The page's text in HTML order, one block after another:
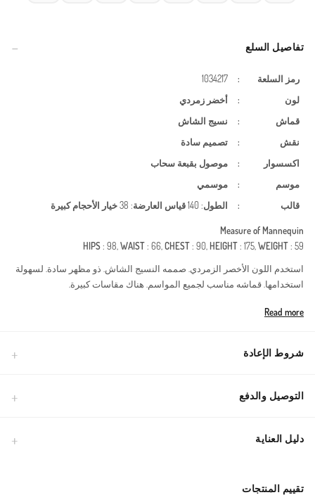
تفاصيل السلع
رمز السلعة :
1034217
لون
:
أخضر زمردي
قماش
:
نسيج الشاش
نقش
:
تصميم سادة
اكسسوار
: موصول بقبعة سحاب
موسم
:
موسمي
قالب
: الطول: 140 قياس العارضة: 38 خيار الأحجام كبيرة
Measure of Mannequin
HIPS: 98,WAIST: 66,CHEST: 90, HEIGHT: 175,WEIGHT: 59
استخدم اللون الأخصر الزمردي. صممه النسيج الشاش. ذو مظهر سادة. لسهولة
استخدامها. قماشه مناسب لجميع المواسم. هناك مقاسات كبيرة.
Made in Türkiye
Read more
شروط الإعادة
التوصيل والدفع
دليل العناية
تقييم المنتجات